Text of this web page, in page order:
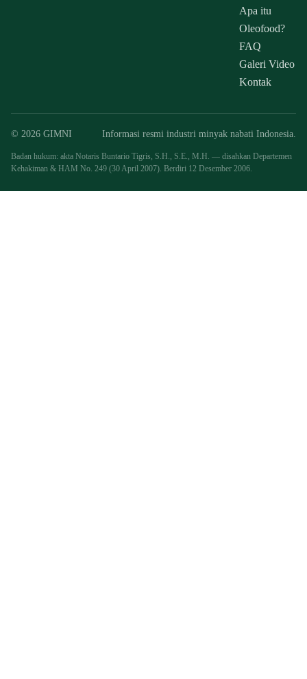
Apa itu
Oleofood?
FAQ
Galeri Video
Kontak
© 2026 GIMNI Informasi resmi industri minyak nabati Indonesia.
Badan hukum: akta Notaris Buntario Tigris, S.H., S.E., M.H. — disahkan Departemen
Kehakiman & HAM No. 249 (30 April 2007). Berdiri 12 Desember 2006.